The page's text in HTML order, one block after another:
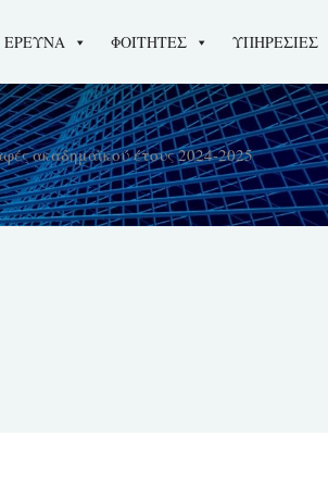
ΕΡΕΥΝΑ ΦΟΙΤΗΤΕΣ ΥΠΗΡΕΣΙΕΣ
ακαδημαϊκού έτους 2024-2025